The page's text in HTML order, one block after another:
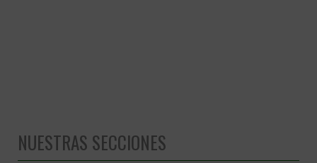
NUESTRAS SECCIONES